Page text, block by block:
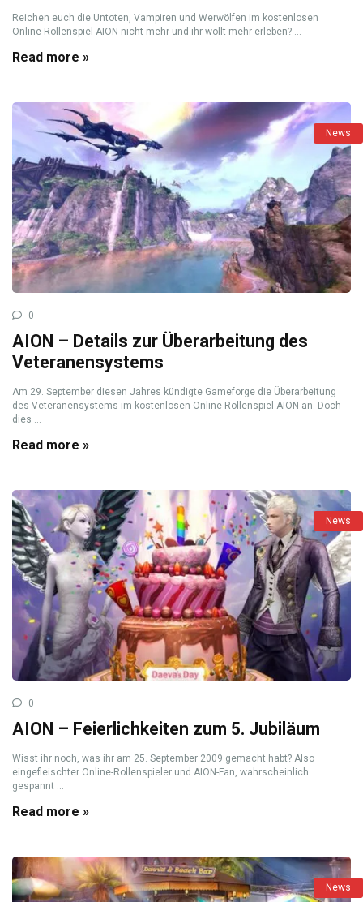
Reichen euch die Untoten, Vampiren und Werwölfen im kostenlosen
Online-Rollenspiel AION nicht mehr und ihr wollt mehr erleben? ...
Read more »
News
0
AION – Details zur Überarbeitung des
Veteranensystems
Am 29. September diesen Jahres kündigte Gameforge die Überarbeitung
des Veteranensystems im kostenlosen Online-Rollenspiel AION an. Doch
dies ...
Read more »
News
0
AION – Feierlichkeiten zum 5. Jubiläum
Wisst ihr noch, was ihr am 25. September 2009 gemacht habt? Also
eingefleischter Online-Rollenspieler und AION-Fan, wahrscheinlich
gespannt ...
Read more »
News